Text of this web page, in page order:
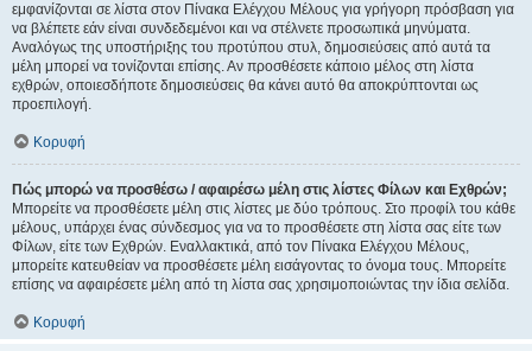
εμφανίζονται σε λίστα στον Πίνακα Ελέγχου Μέλους για γρήγορη πρόσβαση για
να βλέπετε εάν είναι συνδεδεμένοι και να στέλνετε προσωπικά μηνύματα.
Αναλόγως της υποστήριξης του προτύπου στυλ, δημοσιεύσεις από αυτά τα
μέλη μπορεί να τονίζονται επίσης. Αν προσθέσετε κάποιο μέλος στη λίστα
εχθρών, οποιεσδήποτε δημοσιεύσεις θα κάνει αυτό θα αποκρύπτονται ως
προεπιλογή.
Κορυφή
Πώς μπορώ να προσθέσω / αφαιρέσω μέλη στις λίστες Φίλων και Εχθρών;
Μπορείτε να προσθέσετε μέλη στις λίστες με δύο τρόπους. Στο προφίλ του κάθε
μέλους, υπάρχει ένας σύνδεσμος για να το προσθέσετε στη λίστα σας είτε των
Φίλων, είτε των Εχθρών. Εναλλακτικά, από τον Πίνακα Ελέγχου Μέλους,
μπορείτε κατευθείαν να προσθέσετε μέλη εισάγοντας το όνομα τους. Μπορείτε
επίσης να αφαιρέσετε μέλη από τη λίστα σας χρησιμοποιώντας την ίδια σελίδα.
Κορυφή